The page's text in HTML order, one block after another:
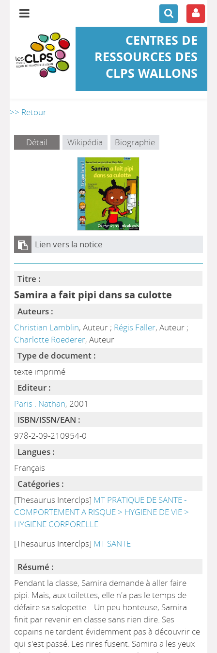
CENTRES DE
RESSOURCES DES
CLPS WALLONS
>> Retour
Détail Wikipédia Biographie
Lien vers la notice
Titre :
Samira a fait pipi dans sa culotte
Auteurs :
Christian Lamblin, Auteur ; Régis Faller, Auteur ;
Charlotte Roederer, Auteur
Type de document :
texte imprimé
Editeur :
Paris : Nathan, 2001
ISBN/ISSN/EAN :
978-2-09-210954-0
Langues :
Français
Catégories :
[Thesaurus Interclps] MT PRATIQUE DE SANTE -
COMPORTEMENT A RISQUE > HYGIENE DE VIE >
HYGIENE CORPORELLE
[Thesaurus Interclps] MT SANTE
Résumé :
Pendant la classe, Samira demande à aller faire
pipi. Mais, aux toilettes, elle n'a pas le temps de
défaire sa salopette... Un peu honteuse, Samira
finit par revenir en classe sans rien dire. Ses
copains ne tardent évidemment pas à découvrir ce
qui s'est passé. Les rires fusent. Samira a les yeux